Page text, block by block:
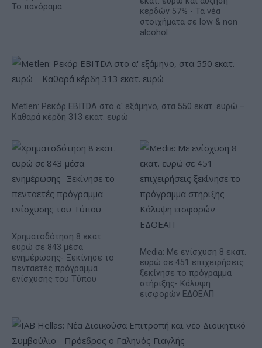
Το πανόραμα
κερδών 57% - Τα νέα
στοιχήματα σε low & non
alcohol
Metlen: Ρεκόρ EBITDA στο α' εξάμηνο, στα 550 εκατ. ευρώ –
Καθαρά κέρδη 313 εκατ. ευρώ
Χρηματοδότηση 8 εκατ.
ευρώ σε 843 μέσα
ενημέρωσης- Ξεκίνησε το
πενταετές πρόγραμμα
ενίσχυσης του Τύπου
Media: Με ενίσχυση 8 εκατ.
ευρώ σε 451 επιχειρήσεις
ξεκίνησε το πρόγραμμα
στήριξης- Κάλυψη
εισφορών ΕΔΟΕΑΠ